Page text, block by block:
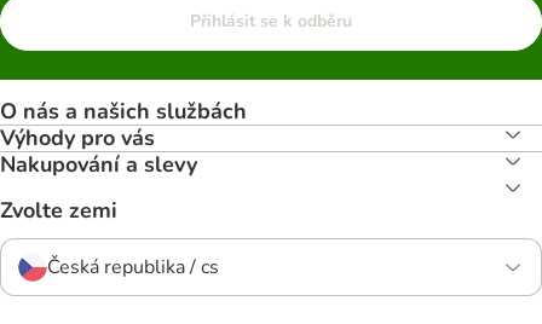
Přihlásit se k odběru
O nás a našich službách
Výhody pro vás
Nakupování a slevy
Zvolte zemi
Česká republika / cs